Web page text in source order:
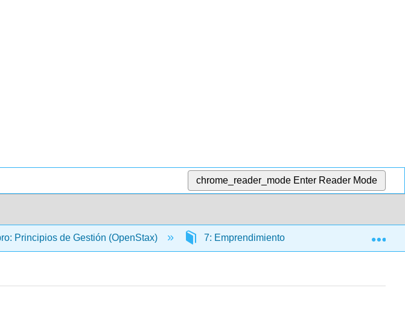
chrome_reader_mode Enter Reader Mode
Principios de Gestión (OpenStax) 7: Emprendimiento 7.1: